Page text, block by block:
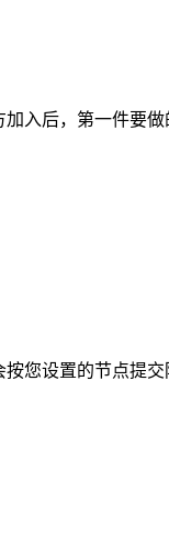
后，第一件要做
设置的节点提交